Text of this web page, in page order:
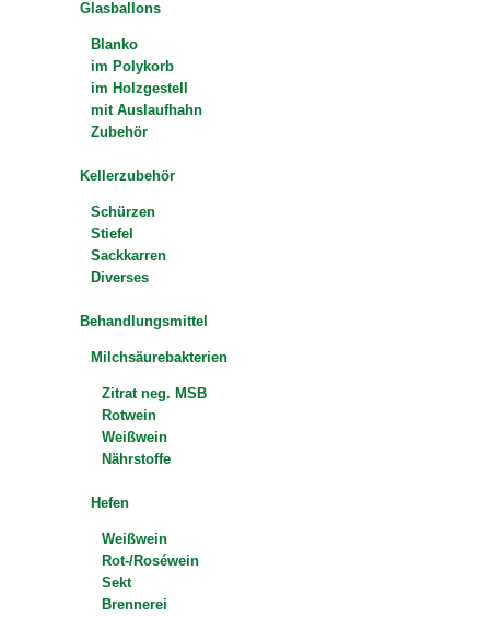
Glasballons
Blanko
im Polykorb
im Holzgestell
mit Auslaufhahn
Zubehör
Kellerzubehör
Schürzen
Stiefel
Sackkarren
Diverses
Behandlungsmittel
Milchsäurebakterien
Zitrat neg. MSB
Rotwein
Weißwein
Nährstoffe
Hefen
Weißwein
Rot-/Roséwein
Sekt
Brennerei